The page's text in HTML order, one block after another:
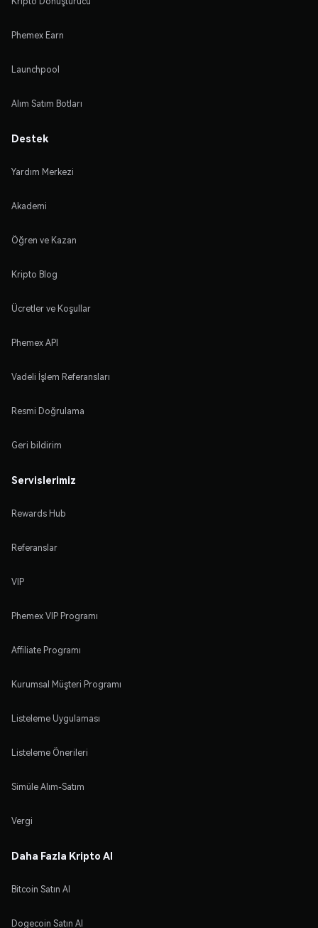
Phemex Earn
Launchpool
Alım Satım Botları
Destek
Yardım Merkezi
Akademi
Öğren ve Kazan
Kripto Blog
Ücretler ve Koşullar
Phemex API
Vadeli İşlem Referansları
Resmi Doğrulama
Geri bildirim
Servislerimiz
Rewards Hub
Referanslar
VIP
Phemex VIP Programı
Affiliate Programı
Kurumsal Müşteri Programı
Listeleme Uygulaması
Listeleme Önerileri
Simüle Alım-Satım
Vergi
Daha Fazla Kripto Al
Bitcoin Satın Al
Dogecoin Satın Al